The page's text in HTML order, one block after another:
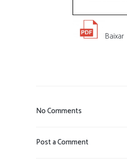
Baixar
No Comments
Post a Comment